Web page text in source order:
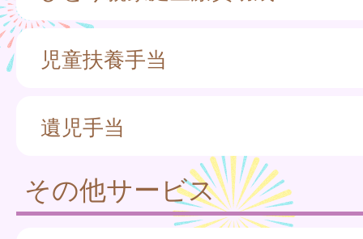
児童扶養手当
遺児手当
その他サービス